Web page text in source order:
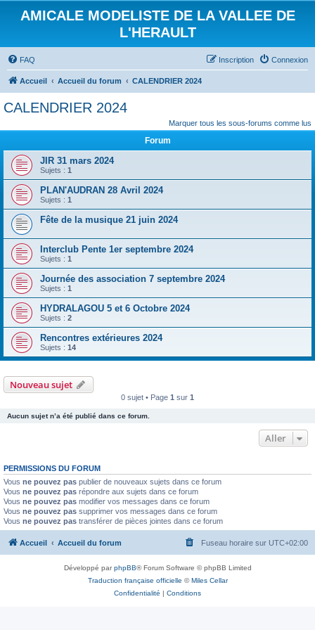
AMICALE MODELISTE DE LA VALLEE DE
L'HERAULT
FAQ Connexion
Inscription
Accueil Accueil du forum CALENDRIER 2024
CALENDRIER 2024
Marquer tous les sous-forums comme lus
Forum
JIR 31 mars 2024
Sujets : 1
PLAN'AUDRAN 28 Avril 2024
Sujets : 1
Fête de la musique 21 juin 2024
Interclub Pente 1er septembre 2024
Sujets : 1
Journée des association 7 septembre 2024
Sujets : 1
HYDRALAGOU 5 et 6 Octobre 2024
Sujets : 2
Rencontres extérieures 2024
Sujets : 14
Nouveau sujet
0 sujet • Page 1 sur 1
Aucun sujet n’a été publié dans ce forum.
Aller
PERMISSIONS DU FORUM
Vous ne pouvez pas publier de nouveaux sujets dans ce forum
Vous ne pouvez pas répondre aux sujets dans ce forum
Vous ne pouvez pas modifier vos messages dans ce forum
Vous ne pouvez pas supprimer vos messages dans ce forum
Vous ne pouvez pas transférer de pièces jointes dans ce forum
Accueil Accueil du forum Fuseau horaire sur UTC+02:00
Développé parphpBB® Forum Software © phpBB Limited
Traduction française officielle ©Miles Cellar
Confidentialité | Conditions